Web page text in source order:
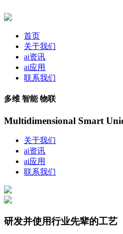
首页
关于我们
ai资讯
ai应用
联系我们
多维 智能 物联
Multidimensional Smart
关于我们
ai资讯
ai应用
联系我们
研发并使用行业先辈的工艺